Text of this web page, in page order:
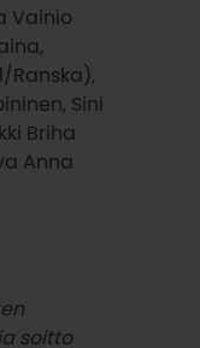
Vainio
Ranska),
Sini
Briha
Anna
soitto